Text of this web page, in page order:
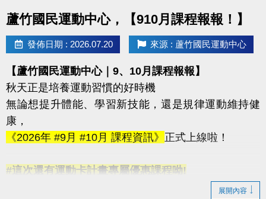
-FB : 桃園市蘆竹國民運動中心
-IG : @luzhusports
蘆竹國民運動中心，【910月課程報報！】
發佈日期 : 2026.07.20 來源 : 蘆竹國民運動中心
【蘆竹國民運動中心｜9、10月課程報報】
秋天正是培養運動習慣的好時機
無論想提升體能、學習新技能，還是規律運動維持健
康，
《2026年 #9月 #10月 課程資訊》正式上線啦！
#這次還有運動卡計畫專屬優惠課程呦!
展開內容